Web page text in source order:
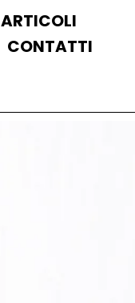
ARTICOLI
CONTATTI